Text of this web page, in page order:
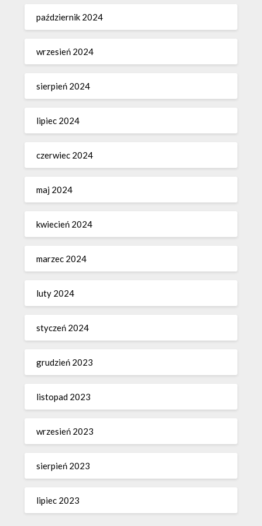
październik 2024
wrzesień 2024
sierpień 2024
lipiec 2024
czerwiec 2024
maj 2024
kwiecień 2024
marzec 2024
luty 2024
styczeń 2024
grudzień 2023
listopad 2023
wrzesień 2023
sierpień 2023
lipiec 2023